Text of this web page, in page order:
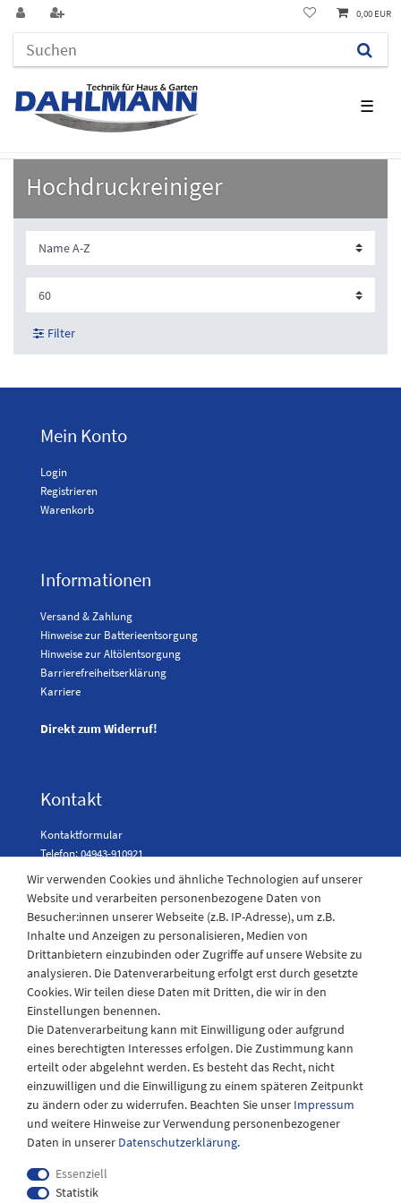
☰
0,00 EUR
Hochdruckreiniger
Filter
Mein Konto
Login
Registrieren
Warenkorb
Informationen
Versand & Zahlung
Hinweise zur Batterieentsorgung
Hinweise zur Altölentsorgung
Barrierefreiheitserklärung
Karriere
Direkt zum Widerruf!
Kontakt
Kontaktformular
Telefon: 04943-910921
Laden Öffnungszeiten
Montag - Freitag
08:30 - 12:30 und 13.00 - 17.30 Uhr
Samstags
08:30 bis 12:30 Uhr
Wir verwenden Cookies und ähnliche Technologien auf unserer
Website und verarbeiten personenbezogene Daten von
Besucher:innen unserer Webseite (z.B. IP-Adresse), um z.B.
Inhalte und Anzeigen zu personalisieren, Medien von
Drittanbietern einzubinden oder Zugriffe auf unsere Website zu
analysieren. Die Datenverarbeitung erfolgt erst durch gesetzte
Cookies. Wir teilen diese Daten mit Dritten, die wir in den
Einstellungen benennen.
Die Datenverarbeitung kann mit Einwilligung oder aufgrund
eines berechtigten Interesses erfolgen. Die Zustimmung kann
erteilt oder abgelehnt werden. Es besteht das Recht, nicht
einzuwilligen und die Einwilligung zu einem späteren Zeitpunkt
zu ändern oder zu widerrufen. Beachten Sie unser Impressum
und weitere Hinweise zur Verwendung personenbezogener
Daten in unserer Daten­schutz­erklärung.
Essenziell
Statistik